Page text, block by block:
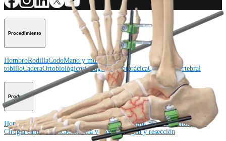
Procedimiento
HombroRodillaCodoMano y muñeca Pie y
tobilloCaderaOrtobiológicosCirugía cardiotorácicaColumna vertebral
Producto
Hombro RodillaCodoMano y muñecaPie y tobilloCaderaOrtobiológicos
Cirugía cardiotorácicaColumna vertebralImagen y resección